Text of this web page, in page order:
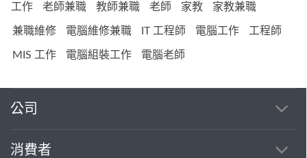
工作 老師兼職 教師兼職 老師 家教 家教兼職
兼職維修 電腦維修兼職 IT 工程師 電腦工作 工程師
MIS 工作 電腦組裝工作 電腦老師
公司
消費者